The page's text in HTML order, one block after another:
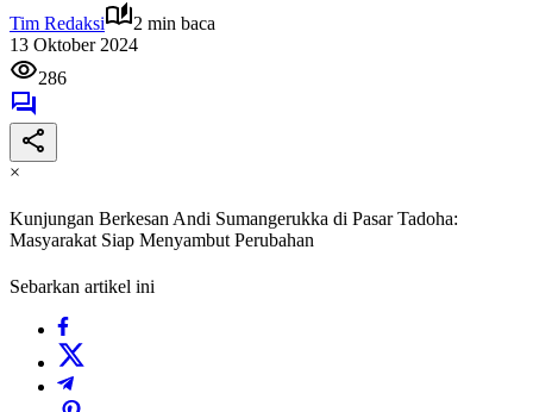
Tim Redaksi
2 min baca
13 Oktober 2024
286
×
Kunjungan Berkesan Andi Sumangerukka di Pasar Tadoha:
Masyarakat Siap Menyambut Perubahan
Sebarkan artikel ini